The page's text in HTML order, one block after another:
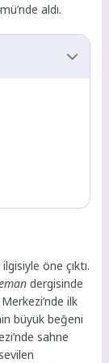
aldı.
öne çıktı.
dergisinde
ilk
büyük beğeni
sahne